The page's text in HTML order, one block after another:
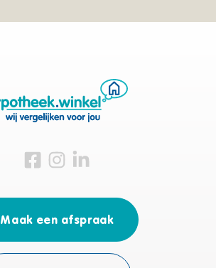
Bezoek ons op Facebook
Bezoek ons op Instagram
Bezoek ons op Linkedin
Maak een afspraak